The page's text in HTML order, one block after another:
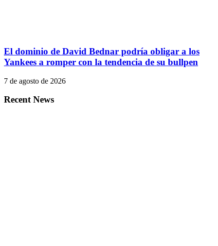
El dominio de David Bednar podría obligar a los
Yankees a romper con la tendencia de su bullpen
7 de agosto de 2026
Recent News